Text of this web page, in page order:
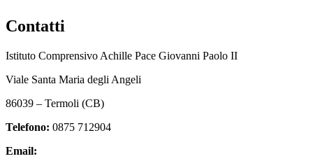
Contatti
Istituto Comprensivo Achille Pace Giovanni Paolo II
Viale Santa Maria degli Angeli
86039 – Termoli (CB)
Telefono: 0875 712904
Email: